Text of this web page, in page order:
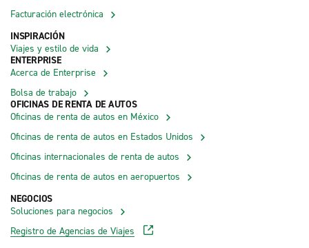
Facturación electrónica
INSPIRACIÓN
Viajes y estilo de vida
ENTERPRISE
Acerca de Enterprise
Bolsa de trabajo
OFICINAS DE RENTA DE AUTOS
Oficinas de renta de autos en México
Oficinas de renta de autos en Estados Unidos
Oficinas internacionales de renta de autos
Oficinas de renta de autos en aeropuertos
NEGOCIOS
Soluciones para negocios
Registro de Agencias de Viajes